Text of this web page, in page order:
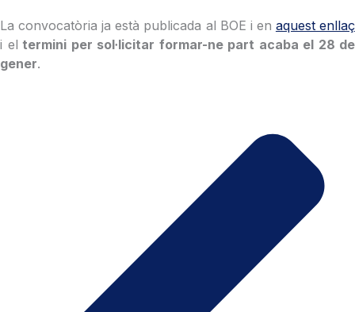
La convocatòria ja està publicada al BOE i en aquest enllaç
i el termini per sol·licitar formar-ne part acaba el 28 de
gener.